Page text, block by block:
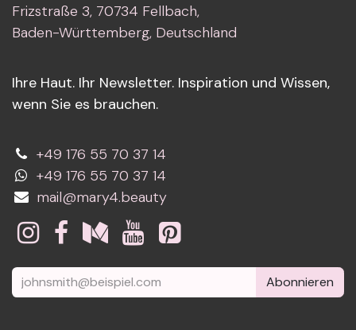
Frizstraße 3, 70734 Fellbach,
Baden-Württemberg, Deutschland
Ihre Haut. Ihr Newsletter. Inspiration und Wissen,
wenn Sie es brauchen.
+49 176 55 70 37 14
+49 176 55 70 37 14
mail@mary4.beauty
Abonnieren